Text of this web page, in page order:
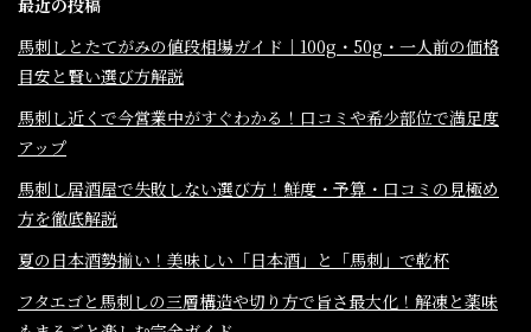
馬刺しとたてがみの値段相場ガイド｜100g・50g・一人前の価格
目安と賢い選び方解説
馬刺し近くで今営業中がすぐわかる！口コミや希少部位で満足度
アップ
馬刺し居酒屋で失敗しない選び方！鮮度・予算・口コミの見極め
方を徹底解説
夏の日本酒勢揃い！美味しい「日本酒」と「馬刺」で乾杯
フタエゴと馬刺しの三層構造や切り方で旨さ最大化！解凍と薬味